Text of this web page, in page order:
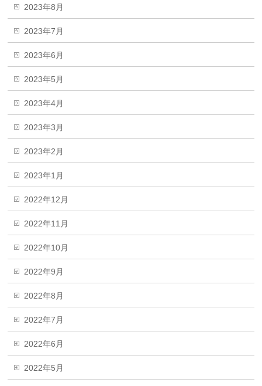
2023年8月
2023年7月
2023年6月
2023年5月
2023年4月
2023年3月
2023年2月
2023年1月
2022年12月
2022年11月
2022年10月
2022年9月
2022年8月
2022年7月
2022年6月
2022年5月